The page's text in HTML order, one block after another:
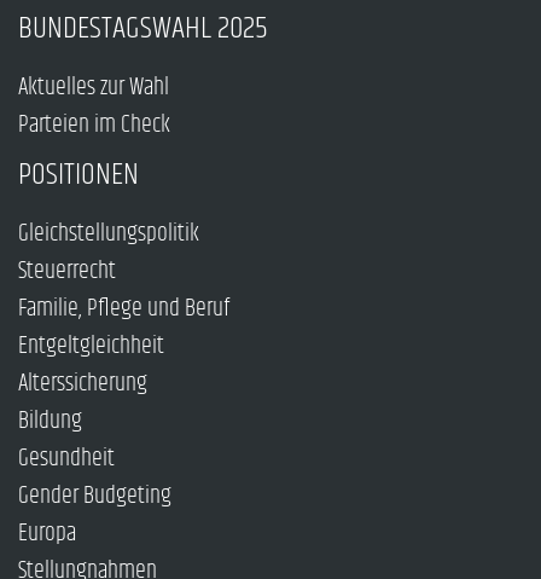
BUNDESTAGSWAHL 2025
Aktuelles zur Wahl
Parteien im Check
POSITIONEN
Gleichstellungspolitik
Steuerrecht
Familie, Pflege und Beruf
Entgeltgleichheit
Alterssicherung
Bildung
Gesundheit
Gender Budgeting
Europa